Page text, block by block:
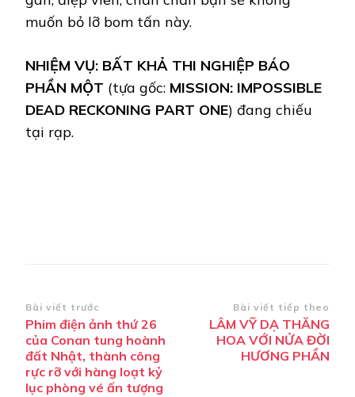
muốn bỏ lỡ bom tấn này.
NHIỆM VỤ: BẤT KHẢ THI NGHIỆP BÁO
PHẦN MỘT (tựa gốc: MISSION: IMPOSSIBLE
DEAD RECKONING PART ONE) đang chiếu
tại rạp.
Điều
hướng
bài
viết
Bài viết trước
Phim điện ảnh thứ 26
của Conan tung hoành
đất Nhật, thành công
rực rỡ với hàng loạt kỷ
lục phòng vé ấn tượng
Bài viết tiếp theo
LÂM VỸ DẠ THĂNG
HOA VỚI NỬA ĐỜI
HƯƠNG PHẦN